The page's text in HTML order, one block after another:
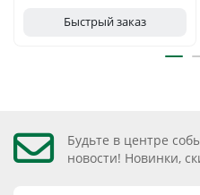
Быстрый заказ
Будьте в центре
новости! Новинки,